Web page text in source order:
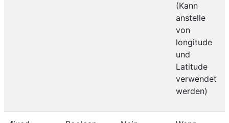
(Kann
anstelle
von
longitude
und
Latitude
verwendet
werden)